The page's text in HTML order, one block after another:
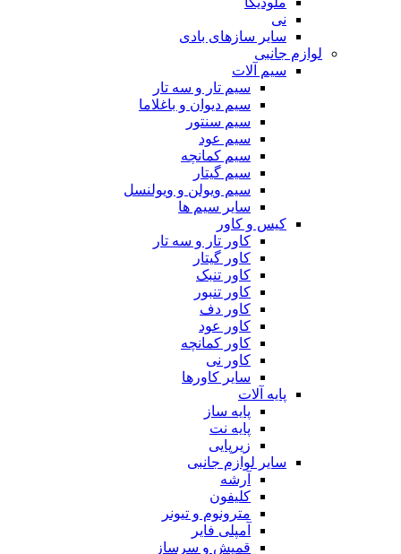
نی
سایر سازهای بادی
لوازم جانبی
سیم آلات
سیم تار و سه تار
سیم دیوان و باغلاما
سیم سنتور
سیم عود
سیم کمانچه
سیم گیتار
سیم ویولن و ویولنسل
سایر سیم ها
کیس و کاور
کاور تار و سه تار
کاور گیتار
کاور تنبک
کاور تنبور
کاور دف
کاور عود
کاور کمانچه
کاور نی
سایر کاورها
پایه آلات
پایه ساز
پایه نت
زیرپایی
سایر لوازم جانبی
آرشه
کلیفون
مترونوم و تیونر
آمپلی فایر
قمیش و سرساز